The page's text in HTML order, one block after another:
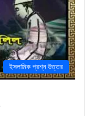
ইসলামিক প্রশ্ন উত্তর